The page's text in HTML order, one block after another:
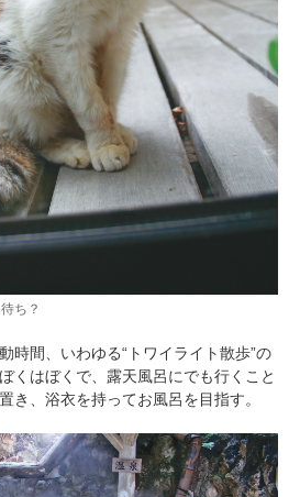
ち？
時間、いわゆる“トワイライト散歩”の
くはぼくで、露天風呂にでも行くこと
き、浴衣を持ってお風呂を目指す。